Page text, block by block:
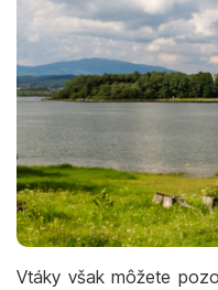
Vtáky však môžete